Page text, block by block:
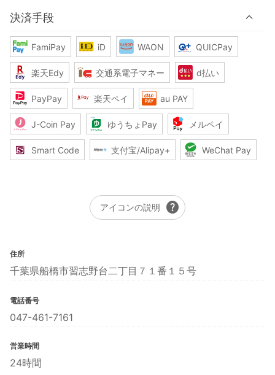
決済手段
FamiPay iD WAON QUICPay
楽天Edy 交通系電子マネー d払い
PayPay 楽天ペイ au PAY
J-Coin Pay ゆうちょPay メルペイ
Smart Code 支付宝/Alipay+ WeChat Pay
アイコンの説明 help
住所
千葉県船橋市習志野台二丁目７１番１５号
電話番号
047-461-7161
営業時間
24時間